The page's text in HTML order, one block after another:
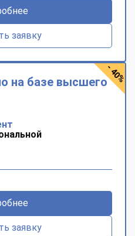
заявку
на базе высшего
заявку
- 40%